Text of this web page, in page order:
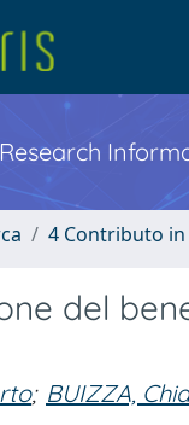
4 Contributo
del
; BUIZZA,